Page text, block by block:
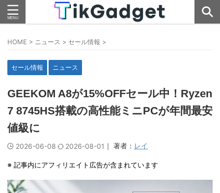
HOME > ニュース > セール情報 >
セール情報 ニュース
GEEKOM A8が15%OFFセール中！Ryzen
7 8745HS搭載の高性能ミニPCが年間最安
値級に
2026-06-08 2026-08-01 ｜ 著者： レイ
※ 記事内にアフィリエイト広告が含まれています